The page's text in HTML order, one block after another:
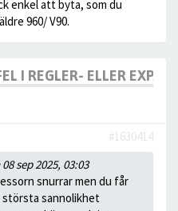
enkel att byta, som du
960/ V90.
I REGLER- ELLER
#1630414
sep 2025, 03:03
snurrar men du får
största sannolikhet